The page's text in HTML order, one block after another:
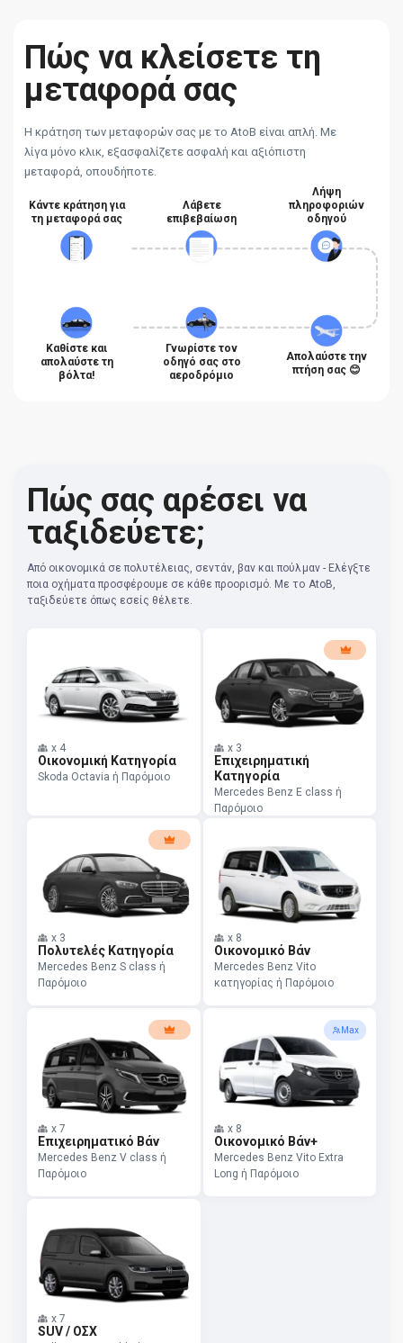
Πώς να κλείσετε τη
μεταφορά σας
Η κράτηση των μεταφορών σας με το AtoB είναι απλή. Με
λίγα μόνο κλικ, εξασφαλίζετε ασφαλή και αξιόπιστη
μεταφορά, οπουδήποτε.
Κάντε κράτηση για
τη μεταφορά σας
Λάβετε
επιβεβαίωση
Λήψη
πληροφοριών
οδηγού
Καθίστε και
απολαύστε τη
βόλτα!
Γνωρίστε τον
οδηγό σας στο
αεροδρόμιο
Απολαύστε την
πτήση σας 😊
Πώς σας αρέσει να
ταξιδεύετε;
Από οικονομικά σε πολυτέλειας, σεντάν, βαν και πούλμαν - Ελέγξτε
ποια οχήματα προσφέρουμε σε κάθε προορισμό. Με το AtoB,
ταξιδεύετε όπως εσείς θέλετε.
x 4
Οικονομική Κατηγορία
Skoda Octavia ή Παρόμοιο
x 3
Επιχειρηματική
Κατηγορία
Mercedes Benz E class ή
Παρόμοιο
x 3
Πολυτελές Κατηγορία
Mercedes Benz S class ή
Παρόμοιο
x 8
Οικονομικό Βάν
Mercedes Benz Vito
κατηγορίας ή Παρόμοιο
x 7
Επιχειρηματικό Βάν
Mercedes Benz V class ή
Παρόμοιο
Max
x 8
Οικονομικό Βάν+
Mercedes Benz Vito Extra
Long ή Παρόμοιο
x 7
SUV / ΟΣΧ